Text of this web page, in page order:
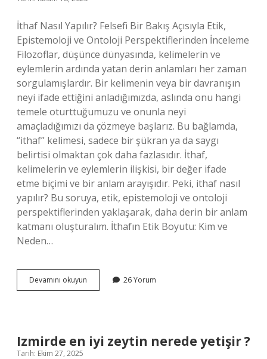
İthaf Nasıl Yapılır? Felsefi Bir Bakış Açısıyla Etik,
Epistemoloji ve Ontoloji Perspektiflerinden İnceleme
Filozoflar, düşünce dünyasında, kelimelerin ve
eylemlerin ardında yatan derin anlamları her zaman
sorgulamışlardır. Bir kelimenin veya bir davranışın
neyi ifade ettiğini anladığımızda, aslında onu hangi
temele oturttuğumuzu ve onunla neyi
amaçladığımızı da çözmeye başlarız. Bu bağlamda,
“ithaf” kelimesi, sadece bir şükran ya da saygı
belirtisi olmaktan çok daha fazlasıdır. İthaf,
kelimelerin ve eylemlerin ilişkisi, bir değer ifade
etme biçimi ve bir anlam arayışıdır. Peki, ithaf nasıl
yapılır? Bu soruya, etik, epistemoloji ve ontoloji
perspektiflerinden yaklaşarak, daha derin bir anlam
katmanı oluşturalım. İthafın Etik Boyutu: Kim ve
Neden…
Devamını okuyun
nasıl
26 Yorum
Izmirde en iyi zeytin nerede yetişir ?
Tarih: Ekim 27, 2025